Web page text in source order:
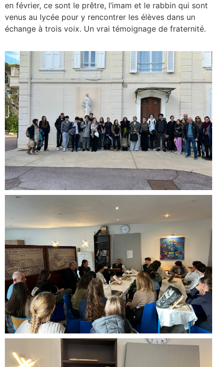
en février, ce sont le prêtre, l’imam et le rabbin qui sont
venus au lycée pour y rencontrer les élèves dans un
échange à trois voix. Un vrai témoignage de fraternité.